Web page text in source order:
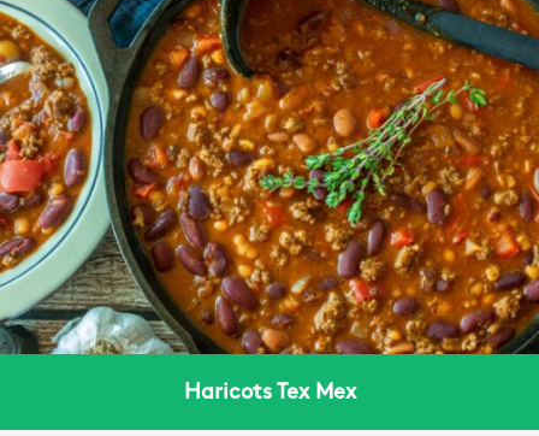
Haricots Tex Mex